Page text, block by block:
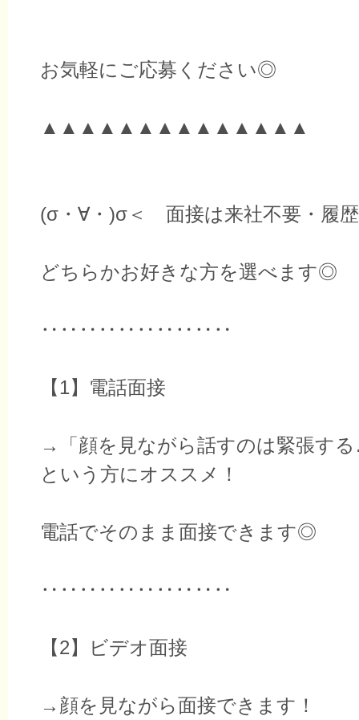
お気軽にご応募ください◎
▲▲▲▲▲▲▲▲▲▲▲▲▲▲
(σ・∀・)σ＜ 面接は来社不要・履
どちらかお好きな方を選べます◎
‥‥‥‥‥‥‥‥‥‥
【1】電話面接
→「顔を見ながら話すのは緊張す
という方にオススメ！
電話でそのまま面接できます◎
‥‥‥‥‥‥‥‥‥‥
【2】ビデオ面接
→顔を見ながら面接できます！